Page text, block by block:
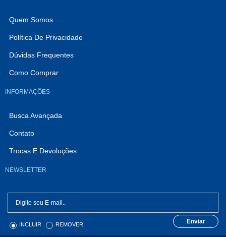
Quem Somos
Política De Privacidade
Dúvidas Frequentes
Como Comprar
INFORMAÇÕES
Busca Avançada
Contato
Trocas E Devoluções
NEWSLETTER
INCLUIR REMOVER Enviar